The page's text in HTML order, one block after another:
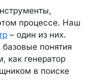
процессе. Наш
– один из них.
понятия
как генератор
в поиске